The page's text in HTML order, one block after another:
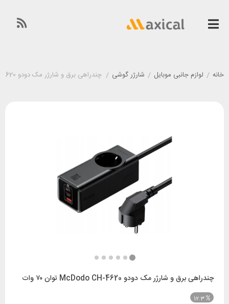
خانه / لوازم جانبی موبایل / شارژر گوشی / چندراهی برق و شارژر مک دودو McDodo CH-4620 توان ۷۰ وات
چندراهی برق و شارژر مک دودو McDodo CH-4620 توان ۷۰ وات
12.3